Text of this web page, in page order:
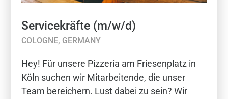
Servicekräfte (m/w/d)
COLOGNE, GERMANY
Hey! Für unsere Pizzeria am Friesenplatz in
Köln suchen wir Mitarbeitende, die unser
Team bereichern. Lust dabei zu sein? Wir